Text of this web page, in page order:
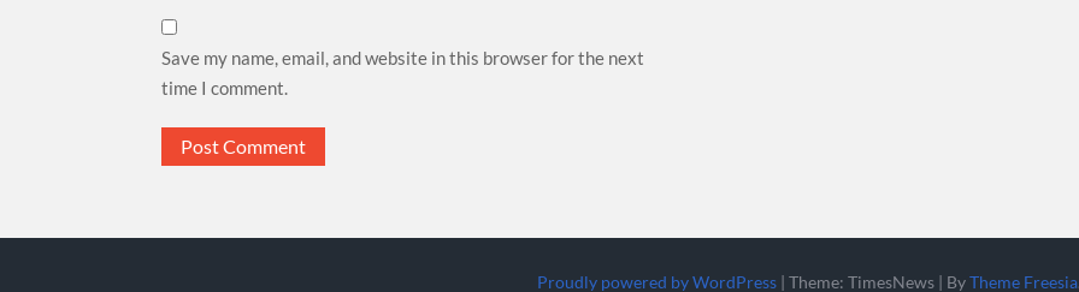
Save my name, email, and website in this browser for the next
time I comment.
Proudly powered by WordPress | Theme: TimesNews | ByTheme Freesia